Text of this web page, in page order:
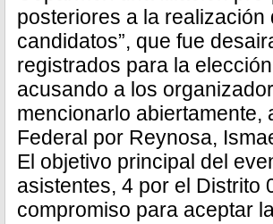
posteriores a la realización
candidatos”, que fue
registrados para la
acusando a los
mencionarlo abiertamente,
Federal por Reynosa,
El objetivo principal del
asistentes, 4 por el Distrito
compromiso para aceptar